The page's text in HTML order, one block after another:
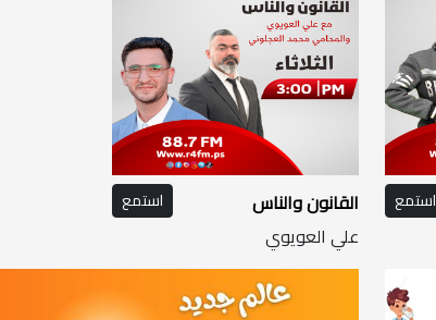
استمع القانون والناس استمع
علي العويوي